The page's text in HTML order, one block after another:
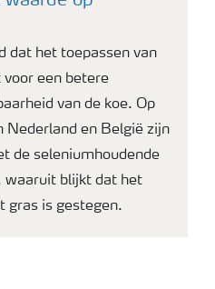
dat het toepassen van
een betere
van de koe. Op
Nederland en België zijn
de seleniumhoudende
waaruit blijkt dat het
gras is gestegen.